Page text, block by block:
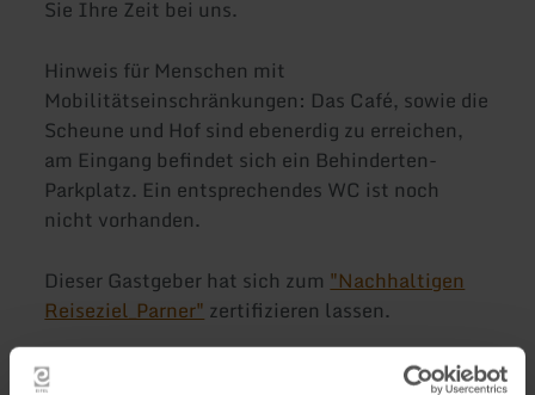
Sie Ihre Zeit bei uns.
Hinweis für Menschen mit
Mobilitätseinschränkungen: Das Café, sowie die
Scheune und Hof sind ebenerdig zu erreichen,
am Eingang befindet sich ein Behinderten-
Parkplatz. Ein entsprechendes WC ist noch
nicht vorhanden.
Dieser Gastgeber hat sich zum "Nachhaltigen
Reiseziel_Parner" zertifizieren lassen.